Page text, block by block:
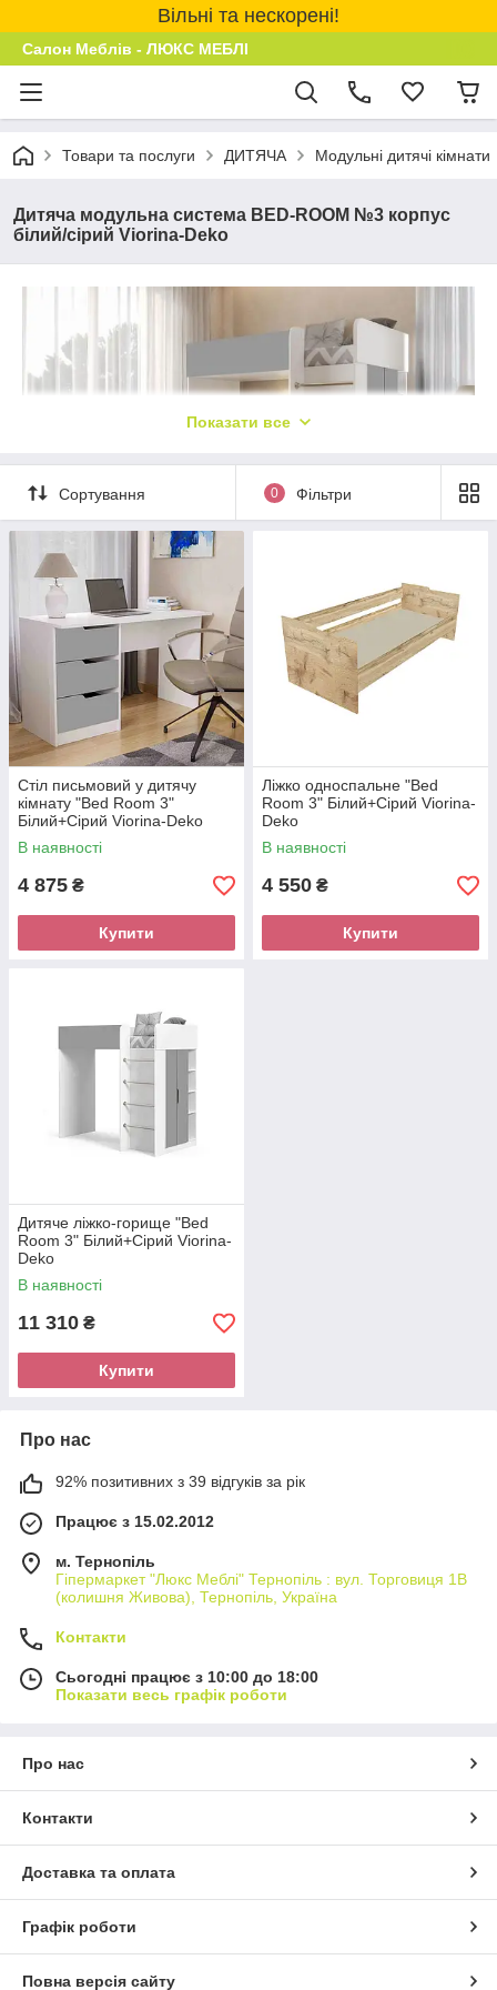
Вільні та нескорені!
Салон Меблів - ЛЮКС МЕБЛІ
Товари та послуги ДИТЯЧА Модульні дитячі кімнати
Дитяча модульна система BED-ROOM №3 корпус
білий/сірий Viorina-Deko
Показати все
Сортування 0 Фільтри
Стіл письмовий у дитячу
кімнату "Bed Room 3"
Білий+Сірий Viorina-Deko
В наявності
4 875 ₴
Купити
Ліжко односпальне "Bed
Room 3" Білий+Сірий Viorina-
Deko
В наявності
4 550 ₴
Купити
Дитяче ліжко-горище "Bed
Room 3" Білий+Сірий Viorina-
Deko
В наявності
11 310 ₴
Купити
Про нас
92% позитивних з 39 відгуків за рік
Працює з 15.02.2012
м. Тернопіль
Гіпермаркет "Люкс Меблі" Тернопіль : вул. Торговиця 1В
(колишня Живова), Тернопіль, Україна
Контакти
Сьогодні працює з 10:00 до 18:00
Показати весь графік роботи
Про нас
Контакти
Доставка та оплата
Графік роботи
Повна версія сайту